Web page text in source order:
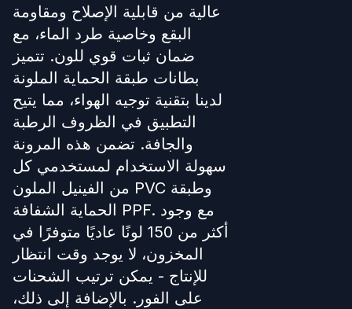
عالية من قابلية الإصلاح ومقاومة
البقع وخاصية طرد الماء، مع
ضمان ثبات قوي للون. تتميز
بطانات طبقة الحماية الملونة
لدينا بتقنية توجيه الهواء، مما يتيح
التطبيق في الظروف الرطبة
والجافة. تضمن هذه المرونة
سهولة الاستخدام لمستخدمي كل
من الفينيل الملون PVC وطبقة
الحماية الشفافة PPF. مع وجود
أكثر من 150 لونًا عاديًا متوفرًا في
المخزون، لا يوجد وقت انتظار
للإنتاج - يمكن ترتيب الشحنات
على الفور. بالإضافة إلى ذلك،